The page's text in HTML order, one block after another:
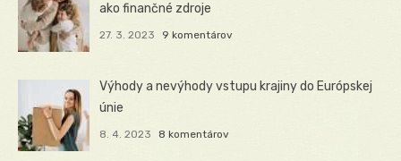
ako finančné zdroje
27. 3. 2023 9 komentárov
Výhody a nevýhody vstupu krajiny do Európskej
únie
8. 4. 2023 8 komentárov